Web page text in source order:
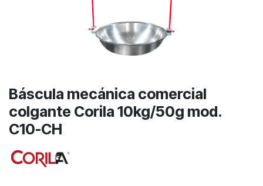
Báscula mecánica comercial
colgante Corila 10kg/50g mod.
C10-CH